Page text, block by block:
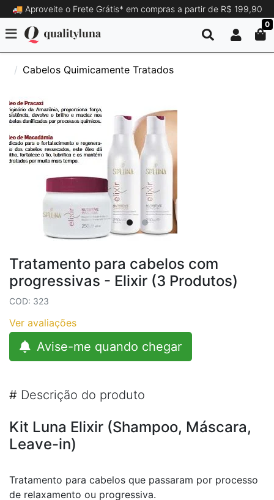
🚚 Aproveite o Frete Grátis* em compras a partir de R$ 199,90
0
Cabelos Quimicamente Tratados
Tratamento para cabelos com
progressivas - Elixir (3 Produtos)
COD: 323
Ver avaliações
Avise-me quando chegar
# Descrição do produto
Kit Luna Elixir (Shampoo, Máscara,
Leave-in)
Tratamento para cabelos que passaram por processo
de relaxamento ou progressiva.